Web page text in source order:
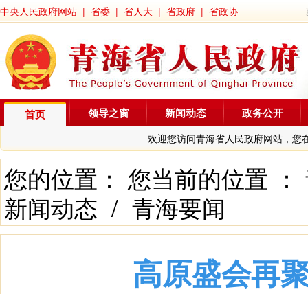
中央人民政府网站 | 省委 | 省人大 | 省政府 | 省政协
首页
欢迎您访问青海省人民政府网站，您
领导之窗 新闻动态 政务公开
您的位置： 您当前的位置 ：
新闻动态 / 青海要闻
高原盛会再